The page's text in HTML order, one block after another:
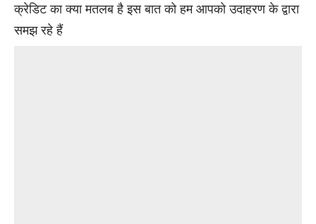
क्रेडिट का क्या मतलब है इस बात को हम आपको उदाहरण के द्वारा
समझ रहे हैं